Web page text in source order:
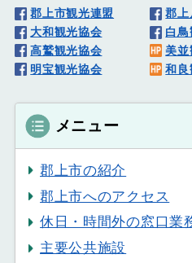
郡上市観光連盟
郡上
大和観光協会
白鳥
高鷲観光協会
美並
明宝観光協会
和良
メニュー
郡上市の紹介
郡上市へのアクセス
休日・時間外の窓口業
主要公共施設